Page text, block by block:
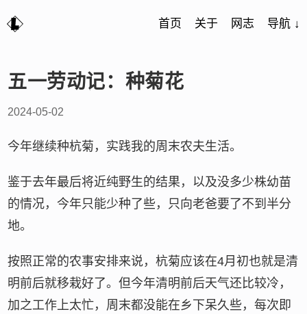
首页 关于 网志 导航 ↓
五一劳动记：种菊花
2024-05-02
今年继续种杭菊，实践我的周末农夫生活。
鉴于去年最后将近纯野生的结果，以及没多少株幼苗
的情况，今年只能少种了些，只向老爸要了不到半分
地。
按照正常的农事安排来说，杭菊应该在4月初也就是清
明前后就移栽好了。但今年清明前后天气还比较冷，
加之工作上太忙，周末都没能在乡下呆久些，每次即